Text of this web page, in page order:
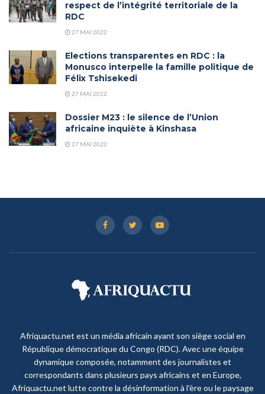
respect de l’intégrité territoriale de la
RDC
27 MAI 2022
Elections transparentes en RDC : la
Monusco interpelle la famille politique de
Félix Tshisekedi
27 MAI 2022
Dossier M23 : le silence de l’Union
africaine inquiète à Kinshasa
27 MAI 2022
Afriquactu.net est un média africain ayant son siège social en
République démocratique du Congo (RDC). Avec une équipe
dynamique composée, notamment des journalistes et
correspondants dans plusieurs pays africains et en Europe,
Afriquactu.net lutte contre la désinformation à l'ère ou le paysage